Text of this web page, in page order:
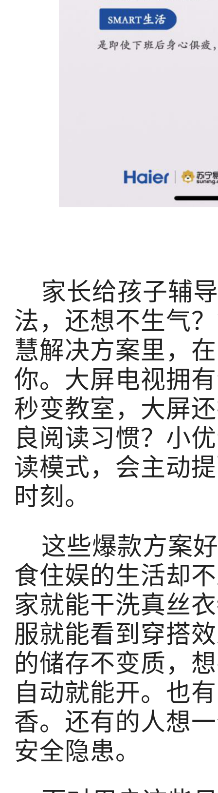
家长给孩子辅
法，还想不生气
慧解决方案里，
你。大屏电视拥
秒变教室，大屏
良阅读习惯？小
读模式，会主动
时刻。
这些爆款方案
食住娱的生活却
家就能干洗真丝
服就能看到穿搭
的储存不变质，
自动就能开。也
香。还有的人想
安全隐患。